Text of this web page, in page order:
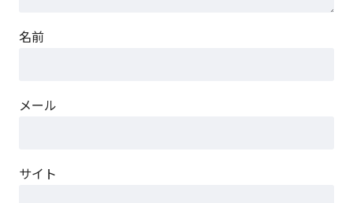
名前
メール
サイト